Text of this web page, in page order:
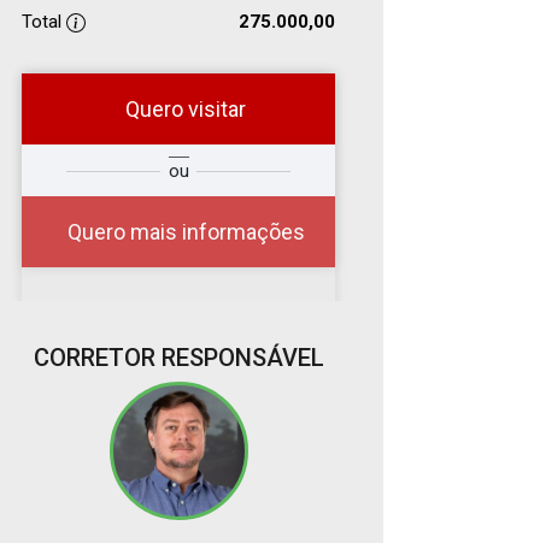
Total 275.000,00
Quero visitar
ou
Quero mais informações
Qual o melhor dia e
horário para você?
07
Aug/Fri
08
11:00
12:00
CORRETOR RESPONSÁVEL